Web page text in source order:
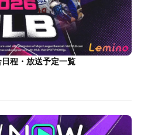
程・放送予定一覧